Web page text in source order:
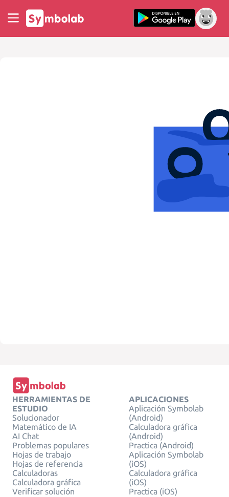
HERRAMIENTAS DE
ESTUDIO
Solucionador
Matemático de IA
AI Chat
Problemas populares
Hojas de trabajo
Hojas de referencia
Calculadoras
Calculadora gráfica
Verificar solución
APLICACIONES
Aplicación Symbolab
(Android)
Calculadora gráfica
(Android)
Practica (Android)
Aplicación Symbolab
(iOS)
Calculadora gráfica
(iOS)
Practica (iOS)